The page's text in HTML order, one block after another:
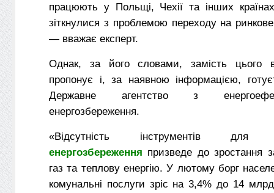
працюють у Польщі, Чехії та інших
зіткнулися з проблемою переходу на
— вважає експерт.
Однак, за його словами, замість цього
пропонує і, за наявною інформацією,
Державне агентство з
енергозбереження.
«Відсутність інструментів
енергозбереження призведе до зростання
газ та теплову енергію. У лютому борг
комунальні послуги зріс на 3,4% до 14